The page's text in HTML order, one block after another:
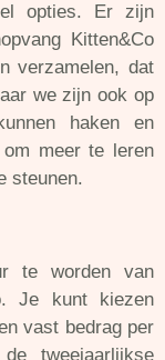
opties. Er zijn
Kitten&Co
verzamelen, dat
we zijn ook op
haken en
meer te leren
steunen.
te worden van
Je kunt kiezen
vast bedrag per
tweejaarlijkse